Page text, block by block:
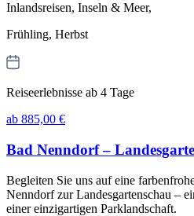
Inlandsreisen, Inseln & Meer,
Frühling, Herbst
Reiseerlebnisse ab 4 Tage
ab 885,00 €
Bad Nenndorf –
Begleiten Sie uns auf eine
Nenndorf zur Landesgartenschau –
einer einzigartigen Parklandschaft.